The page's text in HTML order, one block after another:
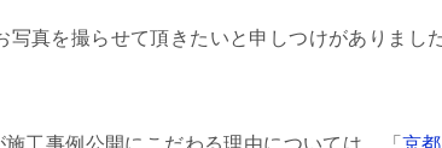
写真を撮らせて頂きたいと申しつけがありまし
工事例公開にこだわる理由については、「 京